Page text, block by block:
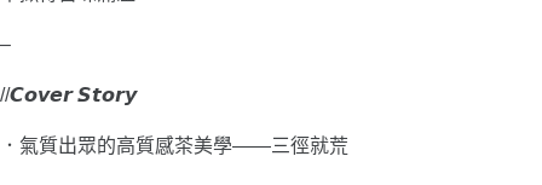
–
//𝘾𝙤𝙫𝙚𝙧 𝙎𝙩𝙤𝙧𝙮
． 氣質出眾的高質感茶美學――三徑就荒